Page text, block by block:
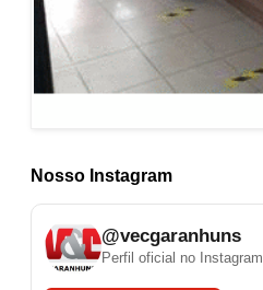
Nosso Instagram
@vecgaranhuns
Perfil oficial no Instagram